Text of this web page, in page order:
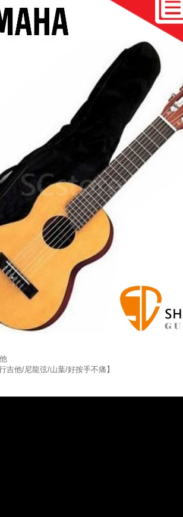
吉他/尼龍弦/山葉/好按手不痛】